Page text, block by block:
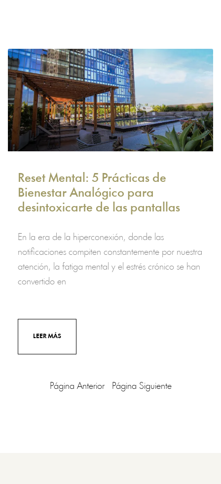
Reset Mental: 5 Prácticas de
Bienestar Analógico para
desintoxicarte de las pantallas
En la era de la hiperconexión, donde las
notificaciones compiten constantemente por nuestra
atención, la fatiga mental y el estrés crónico se han
convertido en
LEER MÁS
Página Anterior Página Siguiente